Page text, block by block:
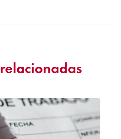
relacionadas